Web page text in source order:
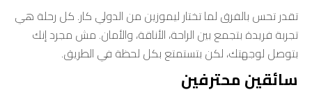
تقدر تحس بالفرق لما تختار ليموزين من الدولي كار. كل رحلة هي
تجربة فريدة بتجمع بين الراحة، الأناقة، والأمان. مش مجرد إنك
بتوصل لوجهتك، لكن بتستمتع بكل لحظة في الطريق.
سائقين محترفين